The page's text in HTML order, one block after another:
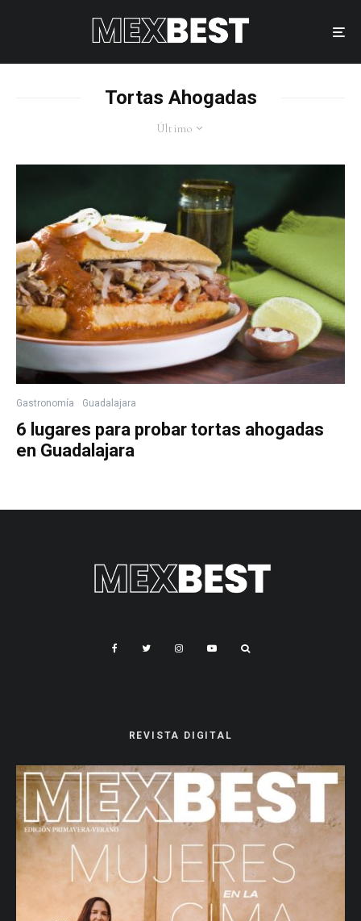
Tortas Ahogadas
Último
Gastronomía Guadalajara
6 lugares para probar tortas ahogadas
en Guadalajara
REVISTA DIGITAL